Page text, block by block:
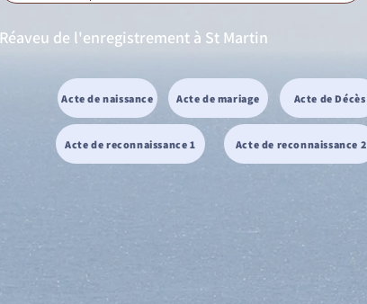
Réaveu de l'enregistrement à St Martin
Acte de naissance Acte de mariage Acte de Décès
Acte de reconnaissance 1 Acte de reconnaissance 2